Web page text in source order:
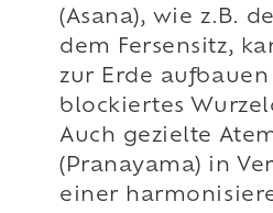
(Asana), wie z.B.
dem Fersensitz,
zur Erde
blockiertes
Auch gezielte
(Pranayama) in
einer